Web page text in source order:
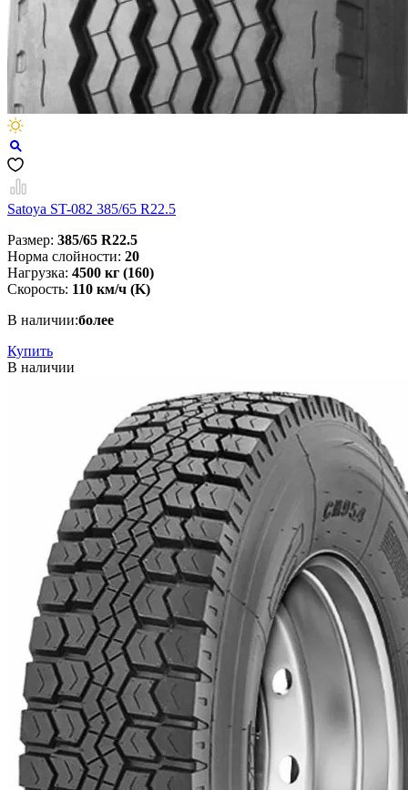
Satoya ST-082 385/65 R22.5
Размер: 385/65 R22.5
Норма слойности: 20
Нагрузка: 4500 кг (160)
Скорость: 110 км/ч (K)
В наличии:более
Купить
В наличии